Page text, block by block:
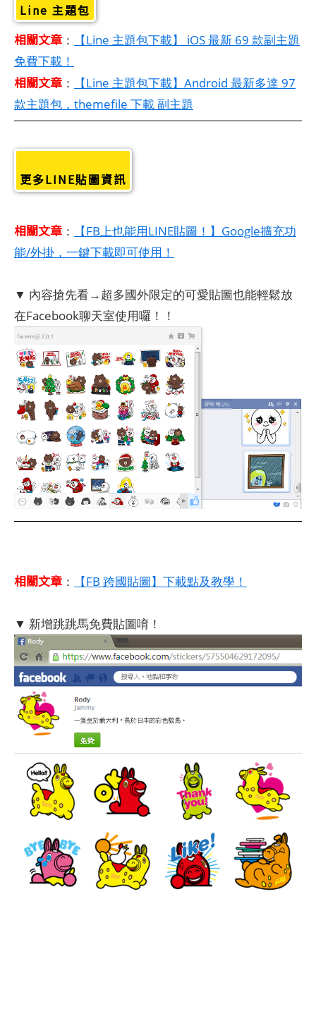
Line 主題包
相關文章 ：
【Line 主題包下載】 iOS 最新 69 款副主題
免費下載！
相關文章 ：
【Line 主題包下載】Android 最新多達 97
款主題包，themefile 下載 副主題
更多LINE貼圖資訊
相關文章 ：
【FB上也能用LINE貼圖！】Google擴充功
能/外掛，一鍵下載即可使用！
▼ 內容搶先看→超多國外限定的可愛貼圖也能輕鬆放
在Facebook聊天室使用囉！！
相關文章 ： 【FB 跨國貼圖】下載點及教學！
▼ 新增跳跳馬免費貼圖唷！